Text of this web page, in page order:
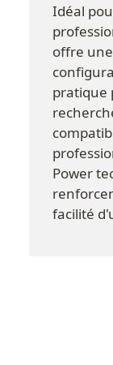
Idéal
offre
pratique
Power
facilité